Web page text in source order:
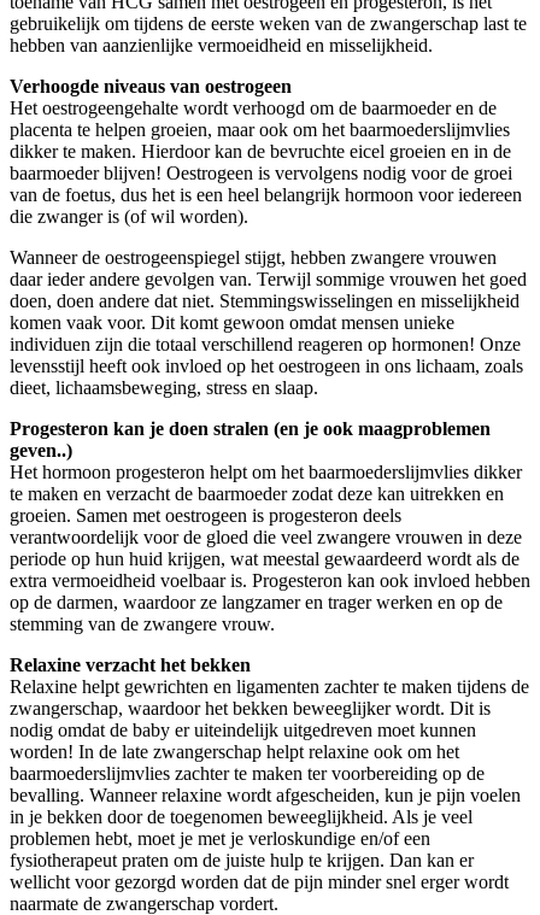
gebruikelijk om tijdens de eerste weken van de zwangerschap last te
hebben van aanzienlijke vermoeidheid en misselijkheid.
Verhoogde niveaus van oestrogeen
Het oestrogeengehalte wordt verhoogd om de baarmoeder en de
placenta te helpen groeien, maar ook om het baarmoederslijmvlies
dikker te maken. Hierdoor kan de bevruchte eicel groeien en in de
baarmoeder blijven! Oestrogeen is vervolgens nodig voor de groei
van de foetus, dus het is een heel belangrijk hormoon voor iedereen
die zwanger is (of wil worden).
Wanneer de oestrogeenspiegel stijgt, hebben zwangere vrouwen
daar ieder andere gevolgen van. Terwijl sommige vrouwen het goed
doen, doen andere dat niet. Stemmingswisselingen en misselijkheid
komen vaak voor. Dit komt gewoon omdat mensen unieke
individuen zijn die totaal verschillend reageren op hormonen! Onze
levensstijl heeft ook invloed op het oestrogeen in ons lichaam, zoals
dieet, lichaamsbeweging, stress en slaap.
Progesteron kan je doen stralen (en je ook maagproblemen
geven..)
Het hormoon progesteron helpt om het baarmoederslijmvlies dikker
te maken en verzacht de baarmoeder zodat deze kan uitrekken en
groeien. Samen met oestrogeen is progesteron deels
verantwoordelijk voor de gloed die veel zwangere vrouwen in deze
periode op hun huid krijgen, wat meestal gewaardeerd wordt als de
extra vermoeidheid voelbaar is. Progesteron kan ook invloed hebben
op de darmen, waardoor ze langzamer en trager werken en op de
stemming van de zwangere vrouw.
Relaxine verzacht het bekken
Relaxine helpt gewrichten en ligamenten zachter te maken tijdens de
zwangerschap, waardoor het bekken beweeglijker wordt. Dit is
nodig omdat de baby er uiteindelijk uitgedreven moet kunnen
worden! In de late zwangerschap helpt relaxine ook om het
baarmoederslijmvlies zachter te maken ter voorbereiding op de
bevalling. Wanneer relaxine wordt afgescheiden, kun je pijn voelen
in je bekken door de toegenomen beweeglijkheid. Als je veel
problemen hebt, moet je met je verloskundige en/of een
fysiotherapeut praten om de juiste hulp te krijgen. Dan kan er
wellicht voor gezorgd worden dat de pijn minder snel erger wordt
naarmate de zwangerschap vordert.